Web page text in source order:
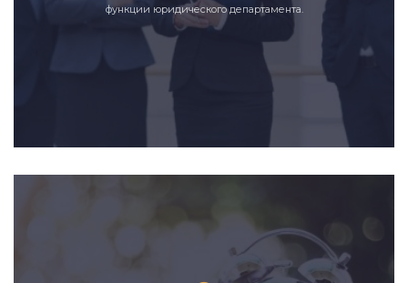
функции юридического департамента.